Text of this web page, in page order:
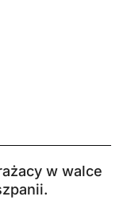
w walce